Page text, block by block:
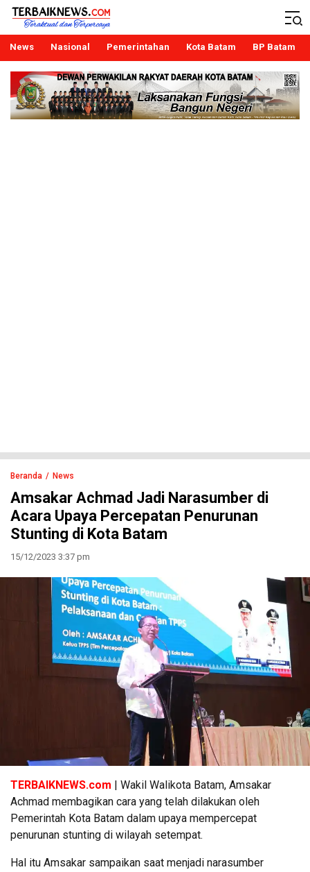
Terbaiknews
Teraktual dan Terpercaya
News Nasional Pemerintahan Kota Batam BP Batam
Beranda News
Amsakar Achmad Jadi Narasumber di
Acara Upaya Percepatan Penurunan
Stunting di Kota Batam
15/12/2023 3:37 pm
TERBAIKNEWS.com
| Wakil Walikota Batam, Amsakar
Achmad membagikan cara yang telah dilakukan oleh
Pemerintah Kota Batam dalam upaya mempercepat
penurunan stunting di wilayah setempat.
Hal itu Amsakar sampaikan saat menjadi narasumber